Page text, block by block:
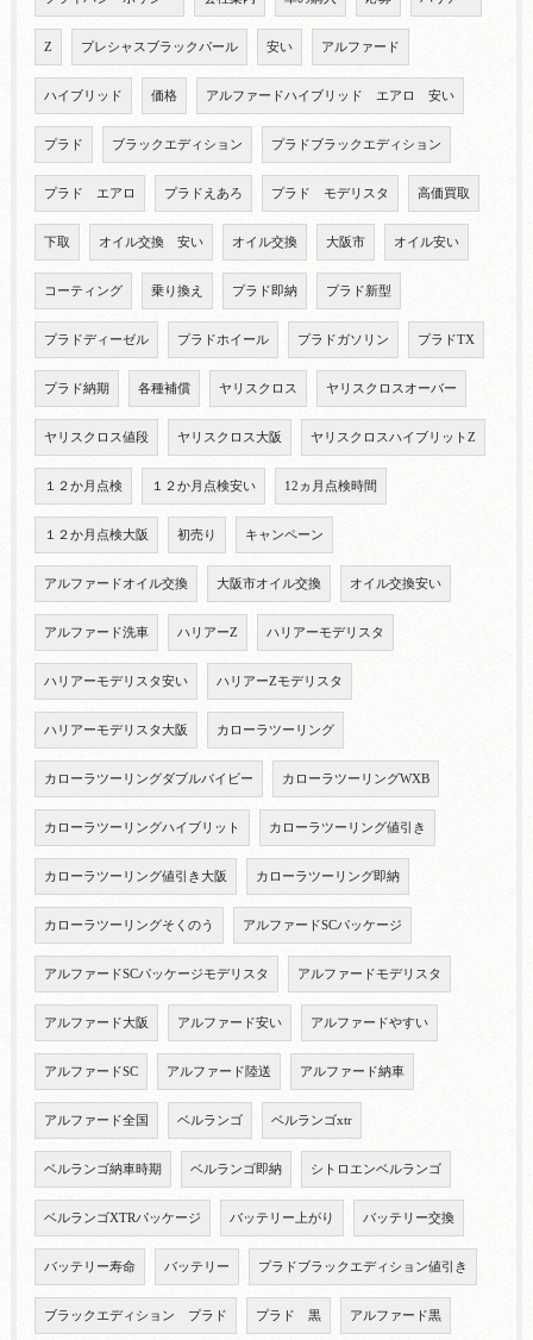
Z プレシャスブラックパール 安い アルファード
ハイブリッド 価格 アルファードハイブリッド エアロ 安い
プラド ブラックエディション プラドブラックエディション
プラド エアロ プラドえあろ プラド モデリスタ 高価買取
下取 オイル交換 安い オイル交換 大阪市 オイル安い
コーティング 乗り換え プラド即納 プラド新型
プラドディーゼル プラドホイール プラドガソリン プラドTX
プラド納期 各種補償 ヤリスクロス ヤリスクロスオーバー
ヤリスクロス値段 ヤリスクロス大阪 ヤリスクロスハイブリットZ
１２か月点検 １２か月点検安い 12ヵ月点検時間
１２か月点検大阪 初売り キャンペーン
アルファードオイル交換 大阪市オイル交換 オイル交換安い
アルファード洗車 ハリアーZ ハリアーモデリスタ
ハリアーモデリスタ安い ハリアーZモデリスタ
ハリアーモデリスタ大阪 カローラツーリング
カローラツーリングダブルバイビー カローラツーリングWXB
カローラツーリングハイブリット カローラツーリング値引き
カローラツーリング値引き大阪 カローラツーリング即納
カローラツーリングそくのう アルファードSCパッケージ
アルファードSCパッケージモデリスタ アルファードモデリスタ
アルファード大阪 アルファード安い アルファードやすい
アルファードSC アルファード陸送 アルファード納車
アルファード全国 ベルランゴ ベルランゴxtr
ベルランゴ納車時期 ベルランゴ即納 シトロエンベルランゴ
ベルランゴXTRパッケージ バッテリー上がり バッテリー交換
バッテリー寿命 バッテリー プラドブラックエディション値引き
ブラックエディション プラド プラド 黒 アルファード黒